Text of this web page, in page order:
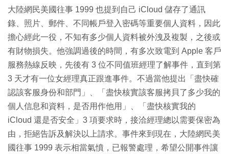
大陸網民美國往事 1999 也提到自己 iCloud 儲存了通訊
錄、照片、郵件、不同帳戶登入密碼等重要個人資料，因此
擔心經此一役，不知有多少個人資料被外洩及複製，之後或
有財物損失。他強調過後的時間，有多次致電到 Apple 客戶
服務熱線反映，先後有 3 位不同值班經理了解事件，直到第
3 天才有一位女經理真正跟進事件。不過當他提出「盡快確
認該客服身份和部門」、「盡快核實該客服拷貝了多少我的
個人信息和資料，是否用作他用」、「盡快核實我的
iCloud 還是否安全」3 項要求時，接洽經理總以需要保密為
由，拒絕告訴及解決以上請求。事件來到現在，大陸網民美
國往事 1999 表示相當氣憤，已報警處理，希望公開事件讓